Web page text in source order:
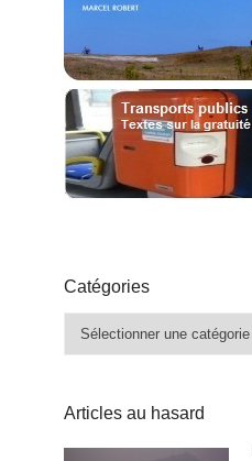
Catégories
Catégories
Articles au hasard